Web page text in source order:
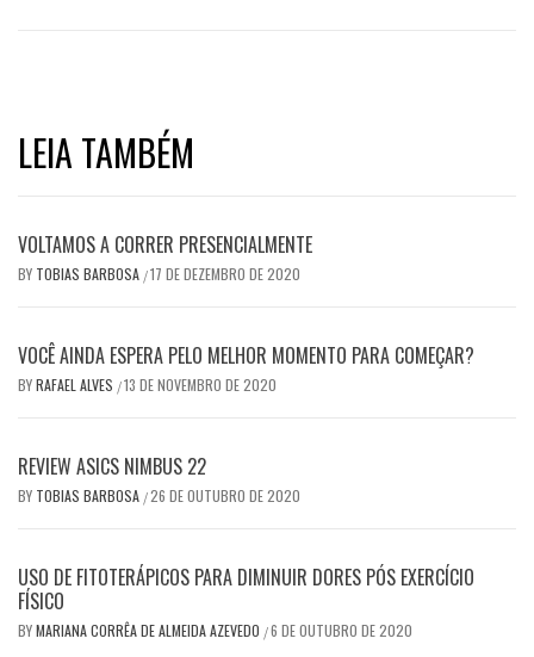
LEIA TAMBÉM
VOLTAMOS A CORRER PRESENCIALMENTE
BY TOBIAS BARBOSA /17 DE DEZEMBRO DE 2020
VOCÊ AINDA ESPERA PELO MELHOR MOMENTO PARA COMEÇAR?
BYRAFAEL ALVES /13 DE NOVEMBRO DE 2020
REVIEW ASICS NIMBUS 22
BY TOBIAS BARBOSA /26 DE OUTUBRO DE 2020
USO DE FITOTERÁPICOS PARA DIMINUIR DORES PÓS EXERCÍCIO
FÍSICO
BYMARIANA CORRÊA DE ALMEIDA AZEVEDO /6 DE OUTUBRO DE 2020